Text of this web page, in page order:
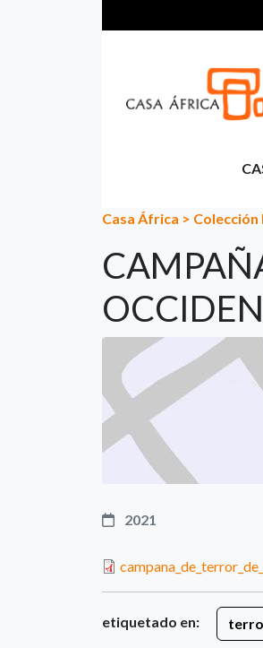
Casa África >
2021
etiquetado en: